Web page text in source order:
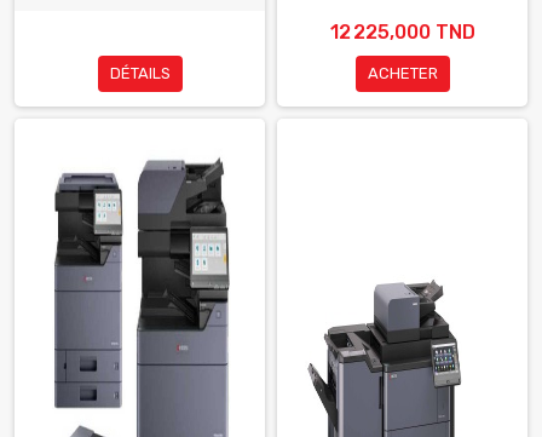
DÉTAILS
12 225,000 TND
ACHETER